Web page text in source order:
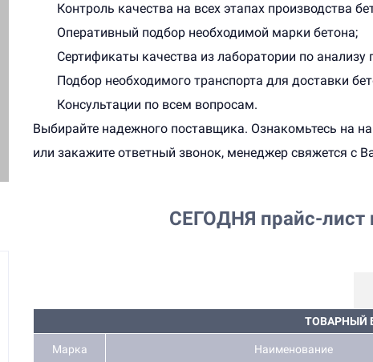
Контроль качества на всех этапах производства
Оперативный подбор необходимой марки бетона;
Сертификаты качества из лаборатории по анализу
Подбор необходимого транспорта для доставки
Консультации по всем вопросам.
Выбирайте надежного поставщика. Ознакомьтесь на
или закажите ответный звонок, менеджер свяжется с
СЕГОДНЯ прайс-
ТОВАРНЫЙ
Марка Наименование